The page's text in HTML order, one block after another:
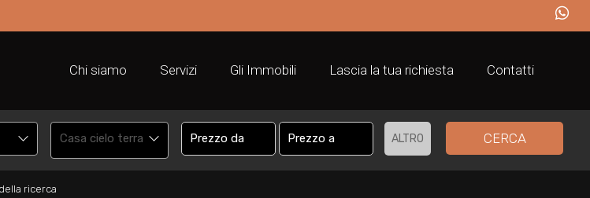
Chi siamo Servizi Gli Immobili Lascia la tua richiesta Contatti
Casa cielo terra ALTRO CERCA
ricerca